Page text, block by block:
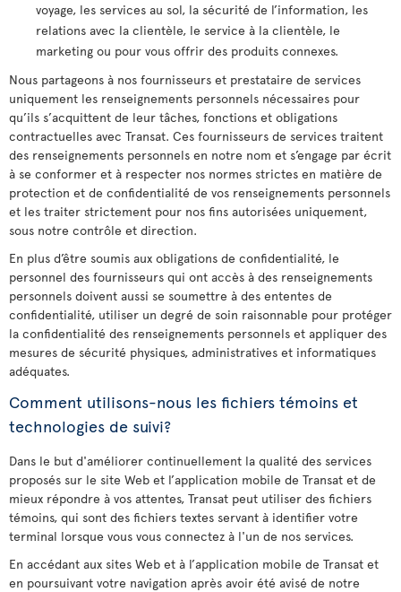
voyage, les services au sol, la sécurité de l’information, les
relations avec la clientèle, le service à la clientèle, le
marketing ou pour vous offrir des produits connexes.
Nous partageons à nos fournisseurs et prestataire de services
uniquement les renseignements personnels nécessaires pour
qu’ils s’acquittent de leur tâches, fonctions et obligations
contractuelles avec Transat. Ces fournisseurs de services traitent
des renseignements personnels en notre nom et s’engage par écrit
à se conformer et à respecter nos normes strictes en matière de
protection et de confidentialité de vos renseignements personnels
et les traiter strictement pour nos fins autorisées uniquement,
sous notre contrôle et direction.
En plus d’être soumis aux obligations de confidentialité, le
personnel des fournisseurs qui ont accès à des renseignements
personnels doivent aussi se soumettre à des ententes de
confidentialité, utiliser un degré de soin raisonnable pour protéger
la confidentialité des renseignements personnels et appliquer des
mesures de sécurité physiques, administratives et informatiques
adéquates.
Comment utilisons-nous les fichiers témoins et
technologies de suivi?
Dans le but d'améliorer continuellement la qualité des services
proposés sur le site Web et l’application mobile de Transat et de
mieux répondre à vos attentes, Transat peut utiliser des fichiers
témoins, qui sont des fichiers textes servant à identifier votre
terminal lorsque vous vous connectez à l'un de nos services.
En accédant aux sites Web et à l’application mobile de Transat et
en poursuivant votre navigation après avoir été avisé de notre